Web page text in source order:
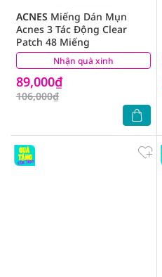
Nhận quà xinh
ACNES Miếng Dán Mụn
Acnes 3 Tác Động Clear
Patch 48 Miếng
89,000₫
106,000₫
(5)